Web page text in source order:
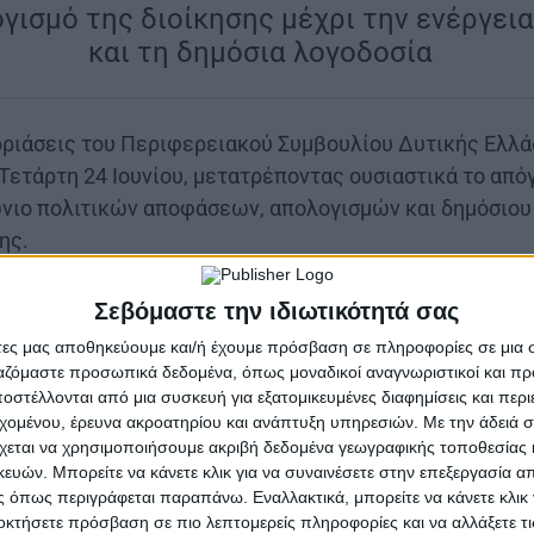
Σεβόμαστε την ιδιωτικότητά σας
μας αποθηκεύουμε και/ή έχουμε πρόσβαση σε πληροφορίες σε
προσωπικά δεδομένα, όπως μοναδικοί αναγνωριστικοί και
από μια συσκευή για εξατομικευμένες διαφημίσεις και
έρευνα ακροατηρίου και ανάπτυξη υπηρεσιών. Με την άδειά
να χρησιμοποιήσουμε ακριβή δεδομένα γεωγραφικής τοποθεσίας
Μπορείτε να κάνετε κλικ για να συναινέσετε στην επεξεργασία
περιγράφεται παραπάνω. Εναλλακτικά, μπορείτε να κάνετε κλικ
πρόσβαση σε πιο λεπτομερείς πληροφορίες και να αλλάξετε
της διοίκησης μέχρι την
και τη δημόσια λογοδοσία
του Περιφερειακού Συμβουλίου Δυτικής
24 Ιουνίου, μετατρέποντας ουσιαστικά το
πολιτικών αποφάσεων, απολογισμών και
3:00 μ.μ. με την ειδική συνεδρίαση που είναι
Επιτροπής για το δεύτερο εξάμηνο του 2025.
ακριβώς έκανε η εκτελεστική δομή της
ποιες αποφάσεις ελήφθησαν και ποια
της Δυτικής Ελλάδας.
3:20 μ.μ., ακολουθεί η τακτική συνεδρίαση του
που αγγίζει κρίσιμα ζητήματα ανάπτυξης,